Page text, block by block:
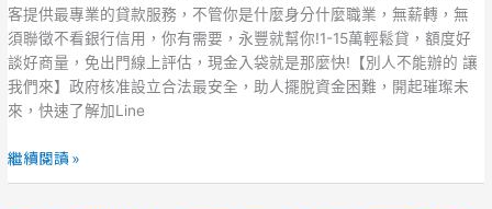
客提供最專業的貸款服務，不管你是什麼身分什麼職業，無薪轉，無
須聯徵不看銀行信用，你有需要，永豐就幫你!1-15萬輕鬆貸，額度好
談好商量，免出門線上評估，現金入袋就是那麼快!【別人不能辦的 讓
我們來】政府核准設立合法最安全，助人擺脫資金困難，開起璀璨未
來，快速了解加Line
舖
_
永
豐
融
【多
元
繼續閱讀 »